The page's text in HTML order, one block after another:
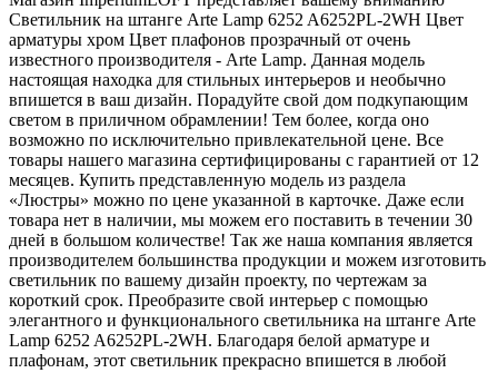
Светильник на штанге Arte Lamp 6252 A6252PL-2WH Цвет
арматуры хром Цвет плафонов прозрачный от очень
известного производителя - Arte Lamp. Данная модель
настоящая находка для стильных интерьеров и необычно
впишется в ваш дизайн. Порадуйте свой дом подкупающим
светом в приличном обрамлении! Тем более, когда оно
возможно по исключительно привлекательной цене. Все
товары нашего магазина сертифицированы с гарантией от 12
месяцев. Купить представленную модель из раздела
«Люстры» можно по цене указанной в карточке. Даже если
товара нет в наличии, мы можем его поставить в течении 30
дней в большом количестве! Так же наша компания является
производителем большинства продукции и можем изготовить
светильник по вашему дизайн проекту, по чертежам за
короткий срок. Преобразите свой интерьер с помощью
элегантного и функционального светильника на штанге Arte
Lamp 6252 A6252PL-2WH. Благодаря белой арматуре и
плафонам, этот светильник прекрасно впишется в любой